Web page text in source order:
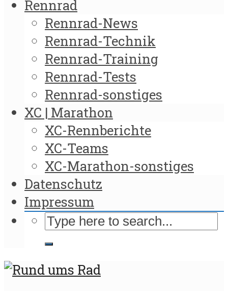
Rennrad
Rennrad-News
Rennrad-Technik
Rennrad-Training
Rennrad-Tests
Rennrad-sonstiges
XC | Marathon
XC-Rennberichte
XC-Teams
XC-Marathon-sonstiges
Datenschutz
Impressum